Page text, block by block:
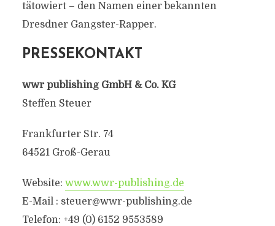
tätowiert – den Namen einer bekannten
Dresdner Gangster-Rapper.
PRESSEKONTAKT
wwr publishing GmbH & Co. KG
Steffen Steuer
Frankfurter Str. 74
64521 Groß-Gerau
Website: www.wwr-publishing.de
E-Mail : steuer@wwr-publishing.de
Telefon: +49 (0) 6152 9553589